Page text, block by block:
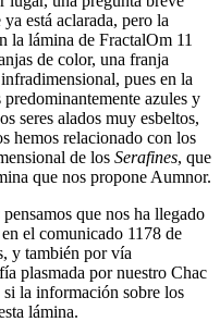
ya está aclarada, pero la
la lámina de FractalOm 11
de color, una franja
pues en la
azules y
seres alados muy esbeltos,
hemos relacionado con los
de los Serafines, que
que nos propone Aumnor.
pensamos que nos ha llegado
el comunicado 1178 de
y también por vía
plasmada por nuestro Chac
la información sobre los
lámina.